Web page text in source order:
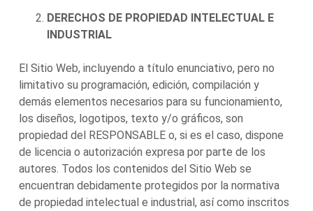
DERECHOS DE PROPIEDAD INTELECTUAL E
INDUSTRIAL
El Sitio Web, incluyendo a título enunciativo, pero no
limitativo su programación, edición, compilación y
demás elementos necesarios para su funcionamiento,
los diseños, logotipos, texto y/o gráficos, son
propiedad del RESPONSABLE o, si es el caso, dispone
de licencia o autorización expresa por parte de los
autores. Todos los contenidos del Sitio Web se
encuentran debidamente protegidos por la normativa
de propiedad intelectual e industrial, así como inscritos